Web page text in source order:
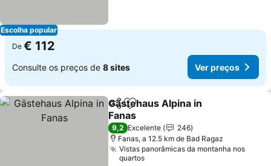
Escolha popular
De € 112
Consulte os preços de 8 sites Ver preços
PartilharAdicionar aos favoritos
Gästehaus Alpina in
Fanas
Ver preços
9,2 Excelente
246
Fanas, a 12.5 km de Bad Ragaz
Vistas panorâmicas da montanha nos
quartos